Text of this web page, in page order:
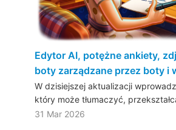
Edytor AI, potężne ankiety,
boty zarządzane przez boty i
W dzisiejszej aktualizacji
który może tłumaczyć,
31 Mar 2026